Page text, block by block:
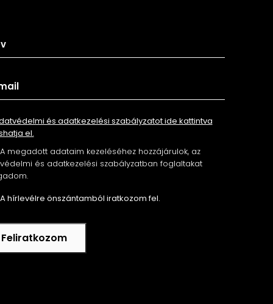
és adatkezelési szabályzatot ide kattintva
el.
A megadott adataim kezeléséhez hozzájárulok, az
és adatkezelési szabályzatban foglaltakat
A hírlevélre önszántamból iratkozom fel.
Feliratkozom